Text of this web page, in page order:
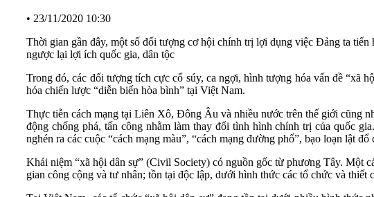
• 23/11/2020 10:30
Thời gian gần đây, một số đối tượng cơ hội chính trị lợi dụng việc Đảng ta
ngược lại lợi ích quốc gia, dân tộc
Trong đó, các đối tượng tích cực cổ súy, ca ngợi, hình tượng hóa vấn đề “xã
hóa chiến lược “diễn biến hòa bình” tại Việt Nam.
Thực tiễn cách mạng tại Liên Xô, Đông Âu và nhiều nước trên thế giới cũng
động chống phá, tấn công nhằm làm thay đổi tình hình chính trị của quốc
nghén ra các cuộc “cách mạng màu”, “cách mạng đường phố”, bạo loạn lật
Khái niệm “xã hội dân sự” (Civil Society) có nguồn gốc từ phương Tây. Một
gian công cộng và tư nhân; tồn tại độc lập, dưới hình thức các tổ chức và